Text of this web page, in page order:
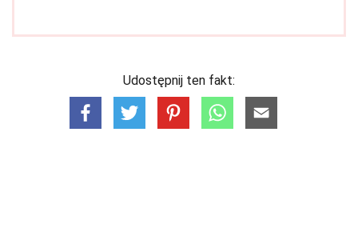
Udostępnij ten fakt: